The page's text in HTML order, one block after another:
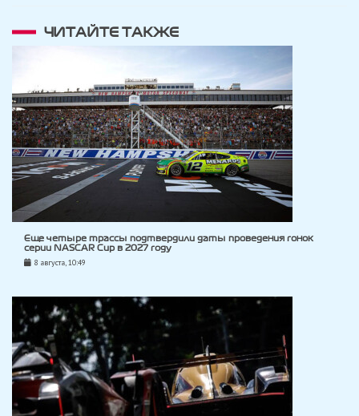
ЧИТАЙТЕ ТАКЖЕ
Еще четыре трассы подтвердили даты проведения гонок
серии NASCAR Cup в 2027 году
8 августа, 10:49